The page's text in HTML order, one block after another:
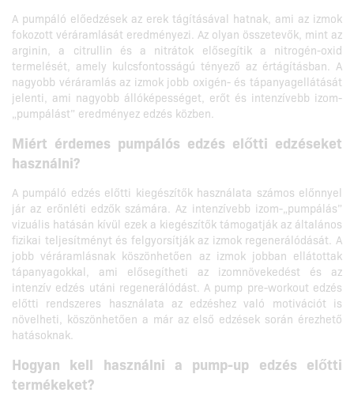
A pumpáló előedzések az erek tágításával hatnak, ami az izmok
fokozott véráramlását eredményezi. Az olyan összetevők, mint az
arginin, a citrullin és a nitrátok elősegítik a nitrogén-oxid
termelését, amely kulcsfontosságú tényező az értágításban. A
nagyobb véráramlás az izmok jobb oxigén- és tápanyagellátását
jelenti, ami nagyobb állóképességet, erőt és intenzívebb izom-
„pumpálást” eredményez edzés közben.
Miért érdemes pumpálós edzés előtti edzéseket
használni?
A pumpáló edzés előtti kiegészítők használata számos előnnyel
jár az erőnléti edzők számára. Az intenzívebb izom-„pumpálás”
vizuális hatásán kívül ezek a kiegészítők támogatják az általános
fizikai teljesítményt és felgyorsítják az izmok regenerálódását. A
jobb véráramlásnak köszönhetően az izmok jobban ellátottak
tápanyagokkal, ami elősegítheti az izomnövekedést és az
intenzív edzés utáni regenerálódást. A pump pre-workout edzés
előtti rendszeres használata az edzéshez való motivációt is
növelheti, köszönhetően a már az első edzések során érezhető
hatásoknak.
Hogyan kell használni a pump-up edzés előtti
termékeket?